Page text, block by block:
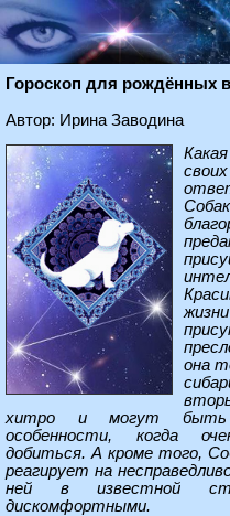
Гороскоп для рождённых
Автор: Ирина Заводина
она
хитро и могут быть
особенности, когда
добиться. А кроме того,
реагирует на
ней в известной
дискомфортными.